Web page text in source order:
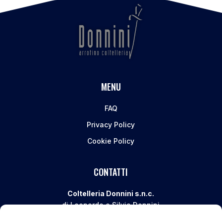
MENU
FAQ
Privacy Policy
Cookie Policy
CONTATTI
Coltelleria Donnini s.n.c.
di Leonardo e Silvia Donnini